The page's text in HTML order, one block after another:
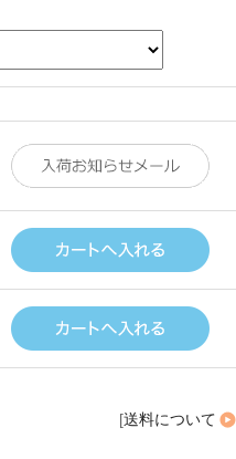
[送料について